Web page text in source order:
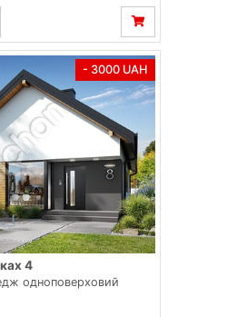
- 3000 UAH
4
одноповерховий